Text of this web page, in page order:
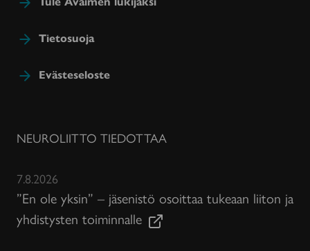
Tietosuoja
Evästeseloste
NEUROLIITTO TIEDOTTAA
7.8.2026
”En ole yksin” – jäsenistö osoittaa tukeaan liiton ja
yhdistysten toiminnalle